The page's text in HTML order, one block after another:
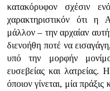
κατακόρυφον σχέσιν
χαρακτηριστικόν ότι η
μάλλον – την αρχαίαν
διενοήθη ποτέ να
υπό την μορφήν
ευσεβείας και λατρείας.
όποιον γίνεται, μία